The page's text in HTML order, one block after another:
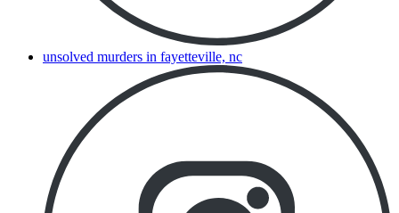
unsolved murders in fayetteville, nc